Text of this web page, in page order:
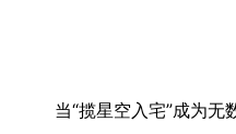
当“揽星空入宅”成为